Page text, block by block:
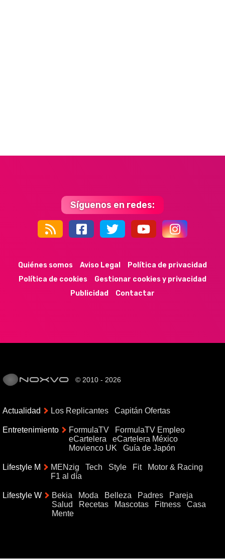
Síguenos en redes:
44k 9k 35k 352
Quiénes somos Aviso Legal
Política de privacidad
Política de cookies
Gestionar cookies y privacidad
Publicidad
Contactar
© 2010 - 2026
Actualidad Los Replicantes Capitán Ofertas
Entretenimiento FormulaTV
FormulaTV Empleo
eCartelera
eCartelera México
Movienco UK
Guía de Japón
Lifestyle M MENzig Tech Style Fit
Motor & Racing
F1 al día
Lifestyle W Bekia Moda Belleza Padres
Pareja
Salud
Recetas Mascotas Fitness
Casa
Mente